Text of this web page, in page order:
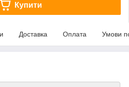
Купити
Доставка Оплата Умови